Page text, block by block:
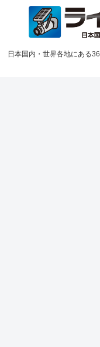
日本国内・世界各地にある